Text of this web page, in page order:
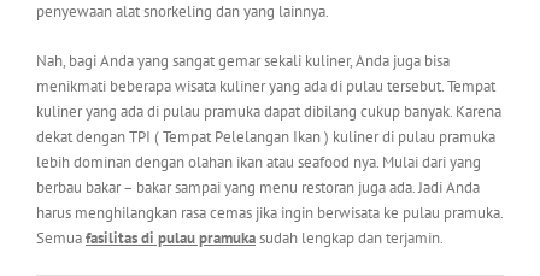
penyewaan alat snorkeling dan yang lainnya.
Nah, bagi Anda yang sangat gemar sekali kuliner, Anda juga bisa
menikmati beberapa wisata kuliner yang ada di pulau tersebut. Tempat
kuliner yang ada di pulau pramuka dapat dibilang cukup banyak. Karena
dekat dengan TPI ( Tempat Pelelangan Ikan ) kuliner di pulau pramuka
lebih dominan dengan olahan ikan atau seafood nya. Mulai dari yang
berbau bakar – bakar sampai yang menu restoran juga ada. Jadi Anda
harus menghilangkan rasa cemas jika ingin berwisata ke pulau pramuka.
Semuafasilitas di pulau pramukasudah lengkap dan terjamin.